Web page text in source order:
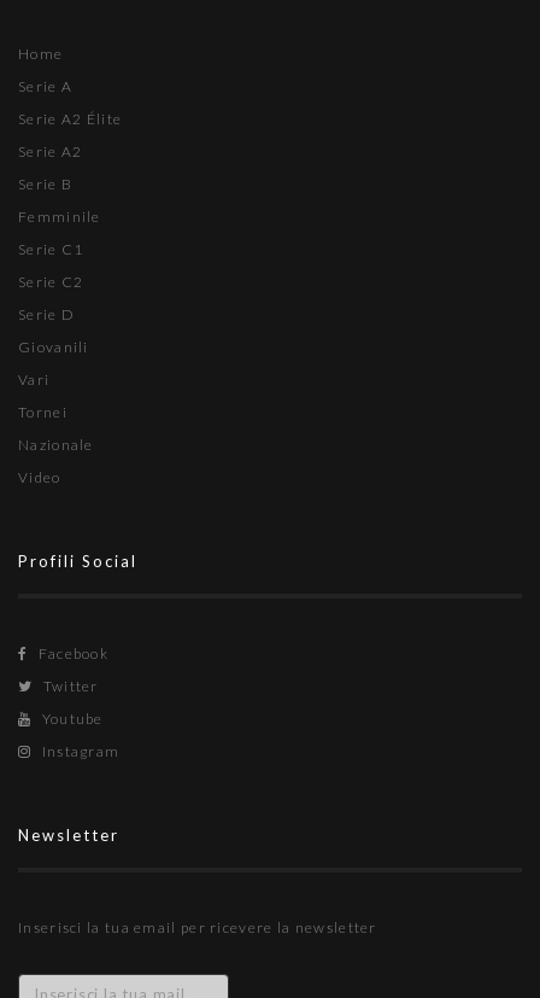
Home
Serie A
Serie A2 Élite
Serie A2
Serie B
Femminile
Serie C1
Serie C2
Serie D
Giovanili
Vari
Tornei
Nazionale
Video
Profili Social
Facebook
Twitter
Youtube
Instagram
Newsletter
Inserisci la tua email per ricevere la newsletter